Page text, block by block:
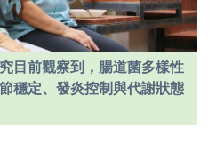
目前觀察到，腸道菌多樣性
穩定、發炎控制與代謝狀態